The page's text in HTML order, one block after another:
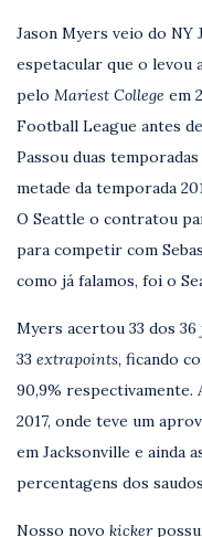
Jason Myers veio do NY
espetacular que o levou
pelo Mariest College em
Football League antes
Passou duas
metade da temporada
O Seattle o contratou
para competir com
como já falamos, foi o
Myers acertou 33 dos 36
33 extrapoints, ficando
90,9% respectivamente.
2017, onde teve um
em Jacksonville e ainda
percentagens dos
Nosso novo kickerpossui